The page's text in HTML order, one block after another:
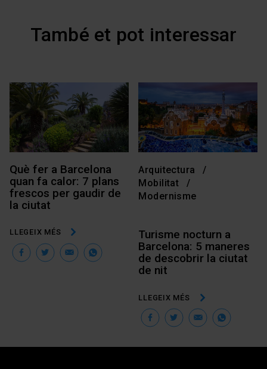
També et pot interessar
Què fer a Barcelona
quan fa calor: 7 plans
frescos per gaudir de
la ciutat
LLEGEIX MÉS
Facebook
Twitter
EmailWhatsApp
Arquitectura
Mobilitat
Modernisme
Turisme nocturn a
Barcelona: 5 maneres
de descobrir la ciutat
de nit
LLEGEIX MÉS
Facebook
Twitter
Email